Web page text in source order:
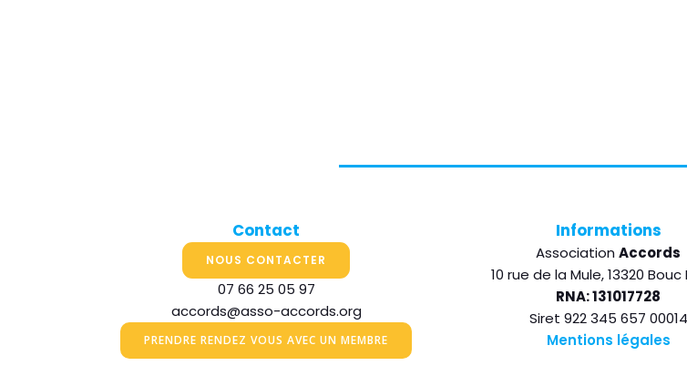
Contact
NOUS CONTACTER
07 66 25 05 97
accords@asso-accords.org
PRENDRE RENDEZ VOUS AVEC UN MEMBRE
Informations
AssociationAccords
10 rue de la Mule, 13320 Bouc
RNA: 131017728
Siret 922 345 657 00014
Mentions légales